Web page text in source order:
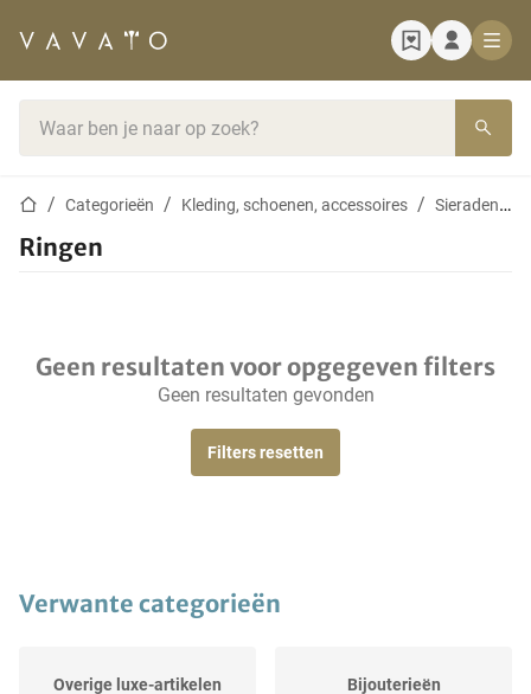
StartpaginaCategorieën Kleding, schoenen, accessoires Sieraden & juwelen
Ringen
Geen resultaten voor opgegeven filters
Geen resultaten gevonden
Filters resetten
Verwante categorieën
Overige luxe-artikelen Bijouterieën